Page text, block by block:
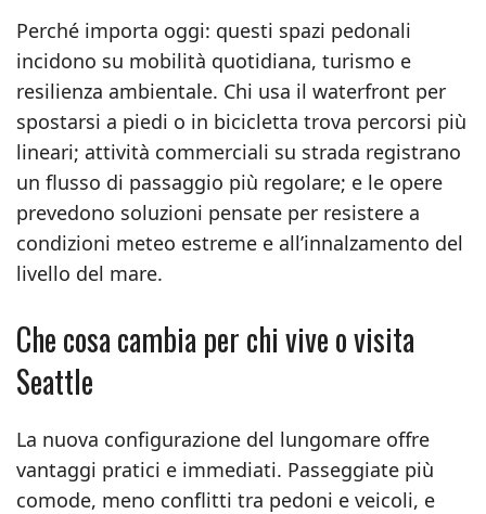
Perché importa oggi: questi spazi pedonali
incidono su mobilità quotidiana, turismo e
resilienza ambientale. Chi usa il waterfront per
spostarsi a piedi o in bicicletta trova percorsi più
lineari; attività commerciali su strada registrano
un flusso di passaggio più regolare; e le opere
prevedono soluzioni pensate per resistere a
condizioni meteo estreme e all’innalzamento del
livello del mare.
Che cosa cambia per chi vive o visita
Seattle
La nuova configurazione del lungomare offre
vantaggi pratici e immediati. Passeggiate più
comode, meno conflitti tra pedoni e veicoli, e